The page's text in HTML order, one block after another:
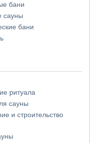
бани
сауны
бани
ритуала
сауны
и строительство